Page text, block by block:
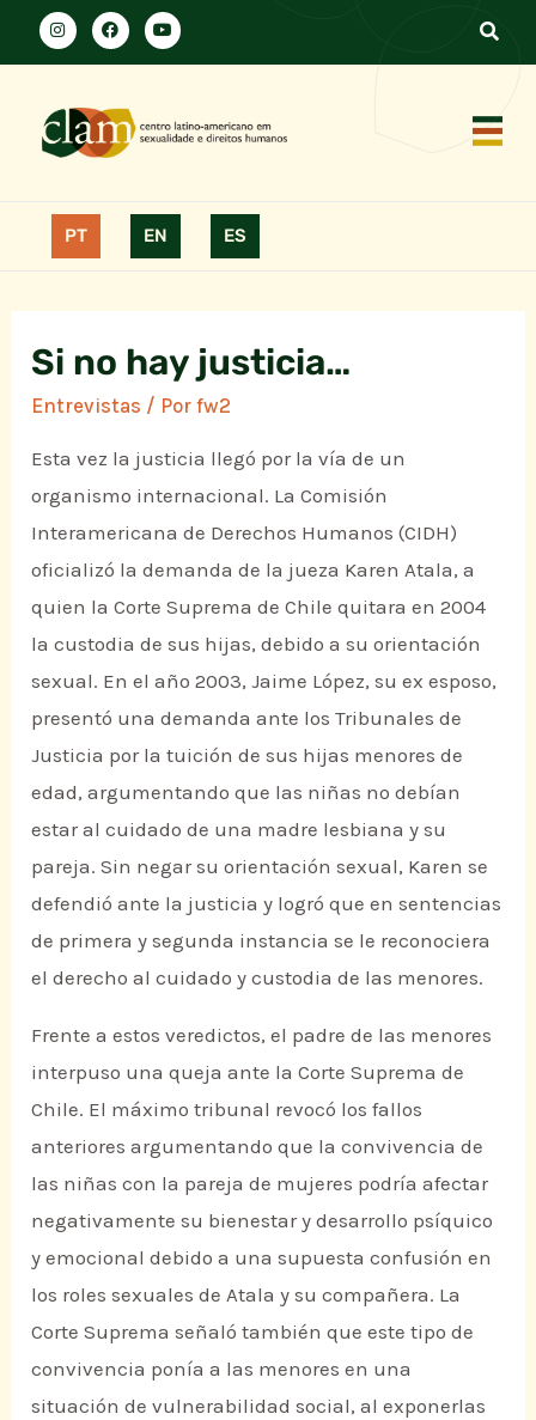
PT EN ES
Si no hay justicia…
Entrevistas / Porfw2
Esta vez la justicia llegó por la vía de un
organismo internacional. La Comisión
Interamericana de Derechos Humanos (CIDH)
oficializó la demanda de la jueza Karen Atala, a
quien la Corte Suprema de Chile quitara en 2004
la custodia de sus hijas, debido a su orientación
sexual. En el año 2003, Jaime López, su ex esposo,
presentó una demanda ante los Tribunales de
Justicia por la tuición de sus hijas menores de
edad, argumentando que las niñas no debían
estar al cuidado de una madre lesbiana y su
pareja. Sin negar su orientación sexual, Karen se
defendió ante la justicia y logró que en sentencias
de primera y segunda instancia se le reconociera
el derecho al cuidado y custodia de las menores.
Frente a estos veredictos, el padre de las menores
interpuso una queja ante la Corte Suprema de
Chile. El máximo tribunal revocó los fallos
anteriores argumentando que la convivencia de
las niñas con la pareja de mujeres podría afectar
negativamente su bienestar y desarrollo psíquico
y emocional debido a una supuesta confusión en
los roles sexuales de Atala y su compañera. La
Corte Suprema señaló también que este tipo de
convivencia ponía a las menores en una
situación de vulnerabilidad social, al exponerlas